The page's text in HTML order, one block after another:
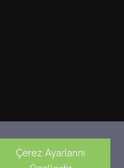
Çerez Ayarlarını